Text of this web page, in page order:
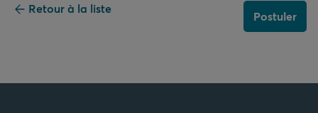
Retour à la liste
Postuler